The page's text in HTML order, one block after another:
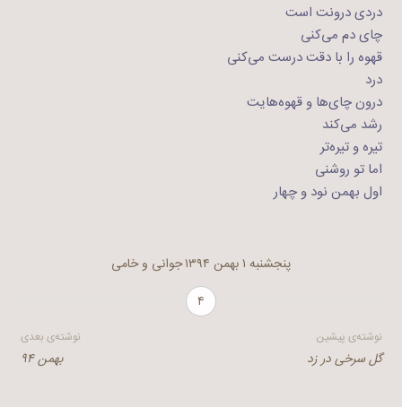
دردی درونت است
چای دم می‌کنی
قهوه را با دقت درست می‌کنی
درد
درون چای‌ها و قهوه‌هایت
رشد می‌کند
تیره و تیره‌تر
اما تو روشنی
اول بهمن نود و چهار
پنجشنبه ۱ بهمن ۱۳۹۴
جوانی و خامی
۴
راهبری
نوشته
نوشته‌ی پیشین
گل سرخی در زد
نوشته‌ی بعدی
بهمن ۹۴